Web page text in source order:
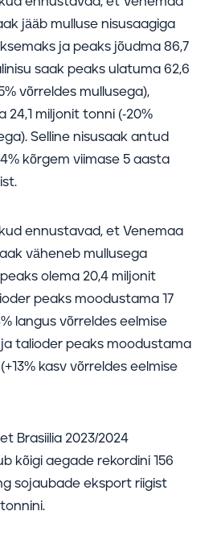
jääb mulluse nisusaagiga
ja peaks jõudma 86,7
saak peaks ulatuma 62,6
võrreldes mullusega),
24,1 miljonit tonni (-20%
Selline nisusaak antud
kõrgem viimase 5 aasta
ennustavad, et Venemaa
väheneb mullusega
peaks olema 20,4 miljonit
peaks moodustama 17
langus võrreldes eelmise
talioder peaks moodustama
kasv võrreldes eelmise
Brasiilia 2023/2024
kõigi aegade rekordini 156
sojaubade eksport riigist